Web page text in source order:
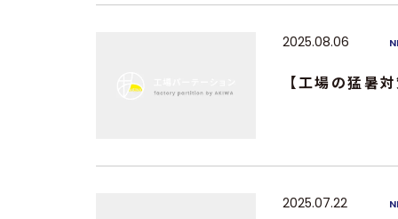
2025.08.06
【工場の猛暑
2025.07.22